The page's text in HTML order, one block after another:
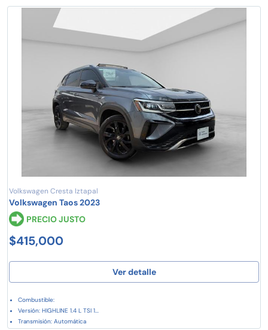
Volkswagen Cresta Iztapal
Volkswagen Taos 2023
PRECIO JUSTO
$415,000
Ver detalle
Combustible:
Versión: HIGHLINE 1.4 L TSI 1...
Transmisión: Automática